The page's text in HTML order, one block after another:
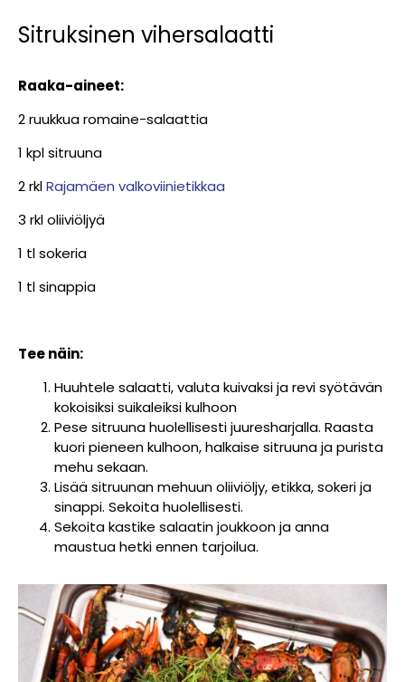
Sitruksinen vihersalaatti
Raaka-aineet:
2 ruukkua romaine-salaattia
1 kpl sitruuna
2 rklRajamäen valkoviinietikkaa
3 rkl oliiviöljyä
1 tl sokeria
1 tl sinappia
Tee näin:
Huuhtele salaatti, valuta kuivaksi ja revi syötävän
kokoisiksi suikaleiksi kulhoon
Pese sitruuna huolellisesti juuresharjalla. Raasta
kuori pieneen kulhoon, halkaise sitruuna ja purista
mehu sekaan.
Lisää sitruunan mehuun oliiviöljy, etikka, sokeri ja
sinappi. Sekoita huolellisesti.
Sekoita kastike salaatin joukkoon ja anna
maustua hetki ennen tarjoilua.